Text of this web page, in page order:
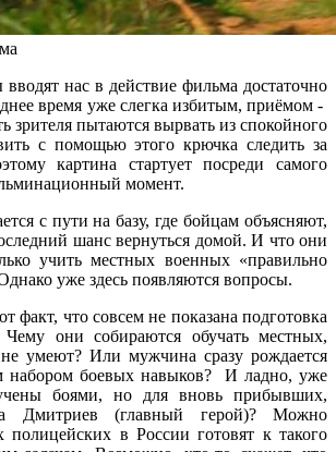
нас в действие фильма достаточно
время уже слегка избитым, приёмом -
зрителя пытаются вырвать из спокойного
с помощью этого крючка следить за
картина стартует посреди самого
момент.
с пути на базу, где бойцам объясняют,
шанс вернуться домой. И что они
учить местных военных «правильно
уже здесь появляются вопросы.
факт, что совсем не показана подготовка
они собираются обучать местных,
умеют? Или мужчина сразу рождается
набором боевых навыков? И ладно, уже
боями, но для вновь прибывших,
Дмитриев (главный герой)? Можно
полицейских в России готовят к такого